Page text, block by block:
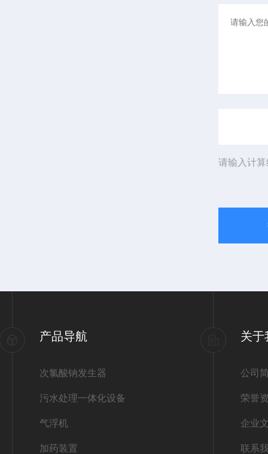
请输入计
产品导航
次氯酸钠发生器
污水处理一体化设备
气浮机
加药装置
关于
公司
荣誉
企业
联系